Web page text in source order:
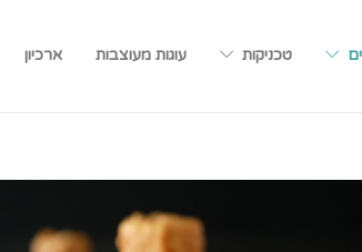
ארכיון עוגות מעוצבות טכניקות